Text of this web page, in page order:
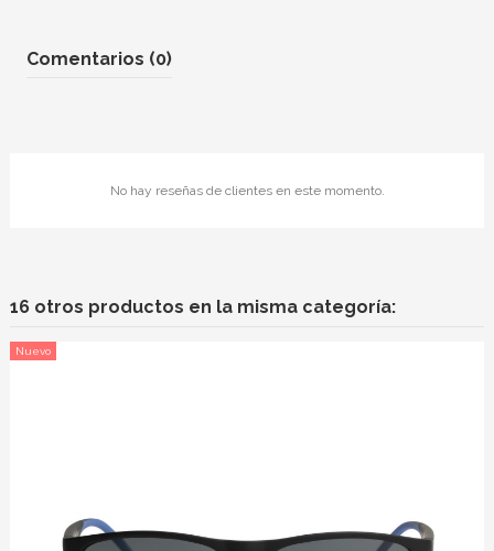
Comentarios (0)
No hay reseñas de clientes en este momento.
16 otros productos en la misma categoría:
Nuevo